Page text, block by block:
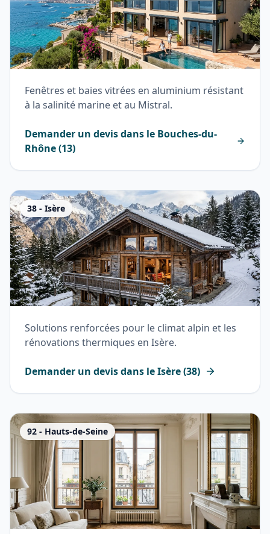
Fenêtres et baies vitrées en aluminium résistant
à la salinité marine et au Mistral.
Demander un devis dans le Bouches-du-
Rhône(13)
38 - Isère
Solutions renforcées pour le climat alpin et les
rénovations thermiques en Isère.
Demander un devis dans leIsère(38)
92 - Hauts-de-Seine